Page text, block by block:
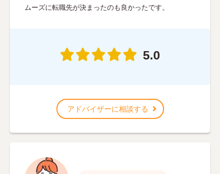
ムーズに転職先が決まったのも良かったです。
5.0
アドバイザーに相談する